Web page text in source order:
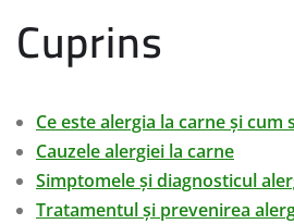
Cuprins
Ce este alergia la carne și cum
Cauzele alergiei la carne
Simptomele și diagnosticul
Tratamentul și prevenirea